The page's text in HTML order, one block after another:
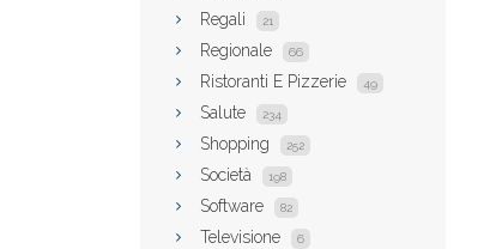
Regali 21
Regionale 66
Ristoranti E Pizzerie 49
Salute 234
Shopping 252
Società 198
Software 82
Televisione 6